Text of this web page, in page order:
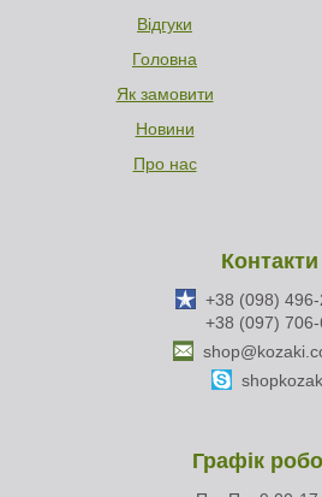
Відгуки
Головна
Як замовити
Новини
Про нас
Графік
Контакти
+38 (098)
+38 (097)